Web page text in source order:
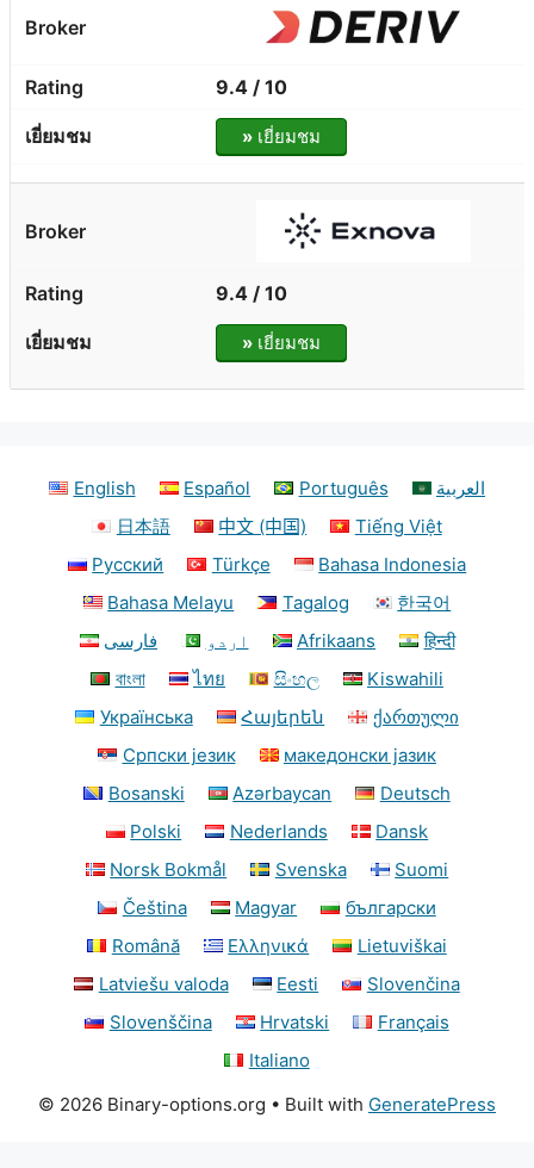
9.4 / 10
»เยี่ยมชม
9.4 / 10
»เยี่ยมชม
English Español Português
العربية
日本語
中文 (中国)
Tiếng Việt
Русский
Türkçe
Bahasa Indonesia
Bahasa Melayu
Tagalog
한국어
فارسی
اردو Afrikaans
हिन्दी
বাংলা
ไทย සිංහල
Kiswahili
Українська
Հայերեն
ქართული
Српски језик
македонски јазик
Bosanski
Azərbaycan
Deutsch
Polski
Nederlands
Dansk
Norsk Bokmål
Svenska
Suomi
Čeština
Magyar
български
Română
Ελληνικά
Lietuviškai
Latviešu valoda
Eesti
Slovenčina
Slovenščina
Hrvatski
Français
Italiano
© 2026 Binary-options.org • Built with GeneratePress